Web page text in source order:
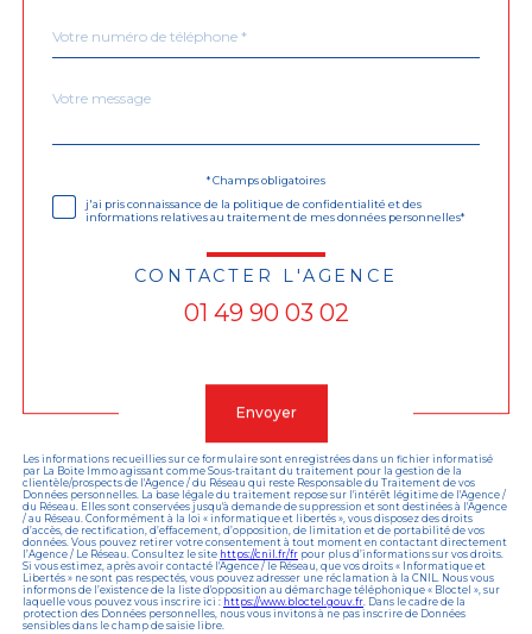
*
Fieldset
Message
*
* Champs obligatoires
j'ai pris connaissance de la politique de confidentialité et des
informations relatives au traitement de mes données personnelles*
CONTACTER L'AGENCE
01 49 90 03 02
Envoyer
Les informations recueillies sur ce formulaire sont enregistrées dans un fichier informatisé
par La Boite Immo agissant comme Sous-traitant du traitement pour la gestion de la
clientèle/prospects de l'Agence / du Réseau qui reste Responsable du Traitement de vos
Données personnelles. La base légale du traitement repose sur l'intérêt légitime de l'Agence /
du Réseau. Elles sont conservées jusqu'à demande de suppression et sont destinées à l'Agence
/ au Réseau. Conformément à la loi « informatique et libertés », vous disposez des droits
d’accès, de rectification, d’effacement, d’opposition, de limitation et de portabilité de vos
données. Vous pouvez retirer votre consentement à tout moment en contactant directement
l’Agence / Le Réseau. Consultez le site https://cnil.fr/fr pour plus d’informations sur vos droits.
Si vous estimez, après avoir contacté l'Agence / le Réseau, que vos droits « Informatique et
Libertés » ne sont pas respectés, vous pouvez adresser une réclamation à la CNIL. Nous vous
informons de l’existence de la liste d'opposition au démarchage téléphonique « Bloctel », sur
laquelle vous pouvez vous inscrire ici : https://www.bloctel.gouv.fr. Dans le cadre de la
protection des Données personnelles, nous vous invitons à ne pas inscrire de Données
sensibles dans le champ de saisie libre.